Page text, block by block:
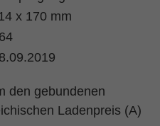
x 170 mm
den gebundenen
Ladenpreis (A)